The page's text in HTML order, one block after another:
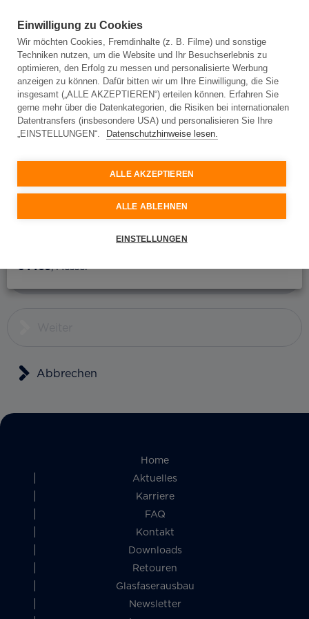
Adresseingabe
Adresseingabe
Glasfaser an Ihrem Standort verfügbar ist.
Hausnummer
Abbrechen
Home
Aktuelles
Karriere
FAQ
Kontakt
Downloads
Retouren
Glasfaserausbau
Newsletter
Einwilligung zu Cookies
Wir möchten Cookies, Fremdinhalte (z. B. Filme) und sonstige
Techniken nutzen, um die Website und Ihr Besuchserlebnis zu
optimieren, den Erfolg zu messen und personalisierte Werbung
anzeigen zu können. Dafür bitten wir um Ihre Einwilligung, die Sie
insgesamt („ALLE AKZEPTIEREN“) erteilen können. Erfahren Sie
gerne mehr über die Datenkategorien, die Risiken bei internationalen
Datentransfers (insbesondere USA) und personalisieren Sie Ihre
„EINSTELLUNGEN“.
Datenschutzhinweise lesen.
ALLE AKZEPTIEREN
ALLE ABLEHNEN
EINSTELLUNGEN
64409, Messel